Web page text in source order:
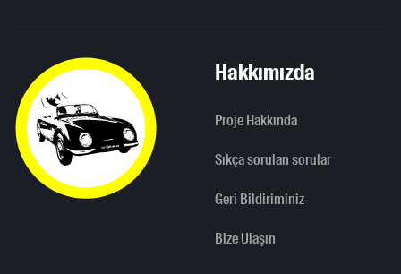
Hakkımızda
Proje Hakkında
Sıkça sorulan sorular
Geri Bildiriminiz
Bize Ulaşın